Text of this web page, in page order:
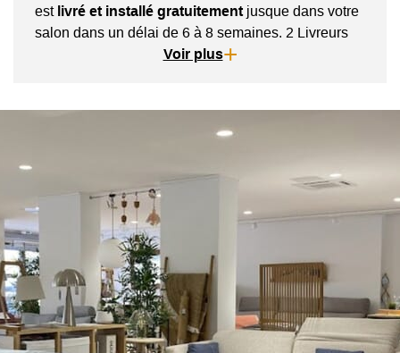
est livré et installé gratuitementjusque dans votre
salon dans un délai de 6 à 8 semaines. 2 Livreurs
se chargent de vous le monter, le déballer, l'installer
Voir plus